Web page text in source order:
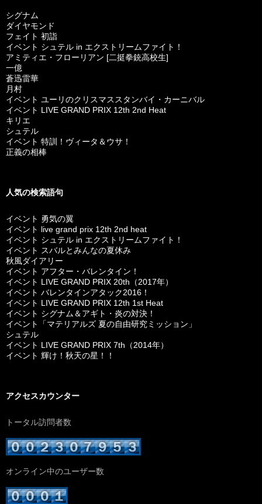
シグナム
ダイヤモンド
フェイト 初詣
イベント シュテル in エクストリームファイト！
アミティエ・フローリアン [二挺拳銃高校生]
一億
蒼迅雷華
月村
イベント ユーリのクリスマススタンバイ・カーニバル
イベント LIVE GRAND PRIX 12th 2nd Heat
キリエ
シュテル
イベント 特訓！ヴィータ＆ウサ！
正義の相棒
人気の検索語句
イベント 勇気の翼
イベント live grand prix 12th 2nd heat
イベント シュテル in エクストリームファイト！
イベント スバルとみんなの夏休み
秋風ダイアリー
イベント アフター・バレンタイン！
イベント LIVE GRAND PRIX 20th（2017年）
イベント バレンタインアタック2016！
イベント LIVE GRAND PRIX 12th 1st Heat
イベント シグナム＆アギト・炎の対決！
イベント「マテリアルズ 夏の自由研究ミッション」
シュテル
イベント LIVE GRAND PRIX 7th（2014年）
イベント 輝け！秋天の星！！
アクセスカウンター
トータル訪問者数
オンライン中のユーザー数